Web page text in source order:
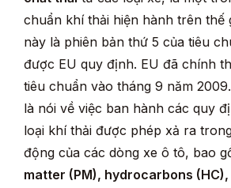
chuẩn khí thải hiện hành trên thế
này là phiên bản thứ 5 của tiêu
được EU quy định. EU đã chính
tiêu chuẩn vào tháng 9 năm
là nói về việc ban hành các quy
loại khí thải được phép xả ra
động của các dòng xe ô tô, bao
matter (PM), hydrocarbons